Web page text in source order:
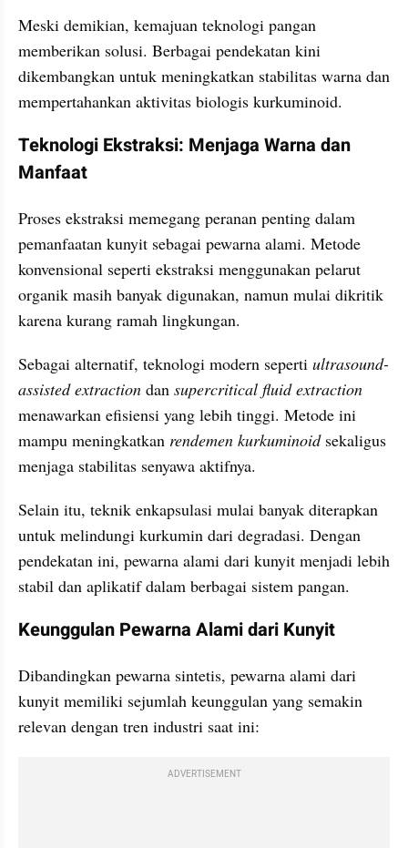
Meski demikian, kemajuan teknologi pangan
memberikan solusi. Berbagai pendekatan kini
dikembangkan untuk meningkatkan stabilitas warna dan
mempertahankan aktivitas biologis kurkuminoid.
Teknologi Ekstraksi: Menjaga Warna dan
Manfaat
Proses ekstraksi memegang peranan penting dalam
pemanfaatan kunyit sebagai pewarna alami. Metode
konvensional seperti ekstraksi menggunakan pelarut
organik masih banyak digunakan, namun mulai dikritik
karena kurang ramah lingkungan.
Sebagai alternatif, teknologi modern seperti ultrasound-
assisted extraction dan supercritical fluid extraction
menawarkan efisiensi yang lebih tinggi. Metode ini
mampu meningkatkan rendemen kurkuminoid sekaligus
menjaga stabilitas senyawa aktifnya.
Selain itu, teknik enkapsulasi mulai banyak diterapkan
untuk melindungi kurkumin dari degradasi. Dengan
pendekatan ini, pewarna alami dari kunyit menjadi lebih
stabil dan aplikatif dalam berbagai sistem pangan.
Keunggulan Pewarna Alami dari Kunyit
Dibandingkan pewarna sintetis, pewarna alami dari
kunyit memiliki sejumlah keunggulan yang semakin
relevan dengan tren industri saat ini:
ADVERTISEMENT